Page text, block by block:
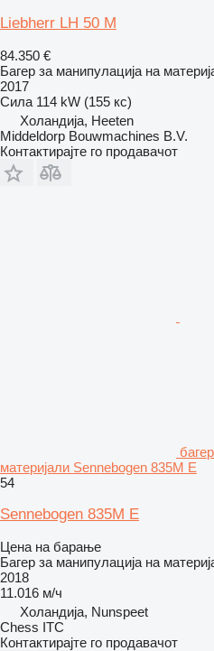
Liebherr LH 50 M
84.350 €
Багер за манипулација на
2017
Сила 114 kW (155 кс)
Холандија, Heeten
Middeldorp Bouwmachines B.V.
Контактирајте го продавачот
материјали Sennebogen 835M E
54
Sennebogen 835M E
Цена на барање
Багер за манипулација на
2018
11.016 м/ч
Холандија, Nunspeet
Chess ITC
Контактирајте го продавачот